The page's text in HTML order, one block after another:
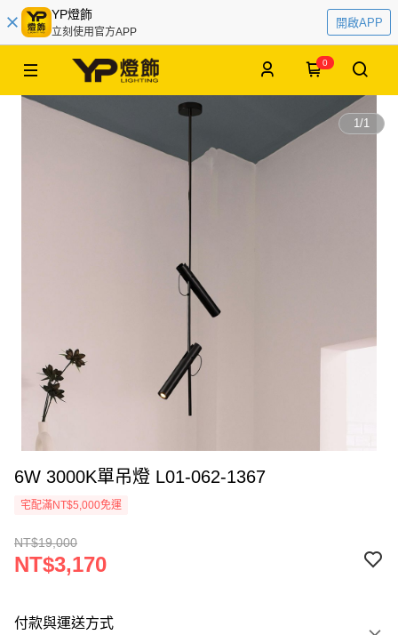
YP燈飾
立刻使用官方APP
開啟APP
0
1/1
6W 3000K單吊燈 L01-062-1367
宅配滿NT$5,000免運
NT$19,000
NT$3,170
付款與運送方式